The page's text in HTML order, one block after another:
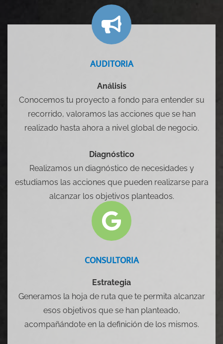
AUDITORIA
Análisis
Conocemos tu proyecto a fondo para entender su
recorrido, valoramos las acciones que se han
realizado hasta ahora a nivel global de negocio.
Diagnóstico
Realizamos un diagnóstico de necesidades y
estudiamos las acciones que pueden realizarse para
alcanzar los objetivos planteados.
CONSULTORIA
Estrategia
Generamos la hoja de ruta que te permita alcanzar
esos objetivos que se han planteado,
acompañándote en la definición de los mismos.